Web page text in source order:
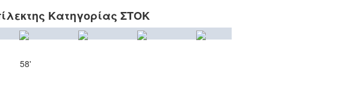
Κατηγορίας ΣΤΟΚ
58'